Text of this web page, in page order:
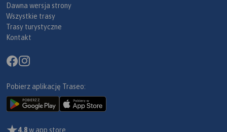
Dawna wersja strony
Wszystkie trasy
Trasy turystyczne
Kontakt
Pobierz aplikację Traseo:
4,8w app store